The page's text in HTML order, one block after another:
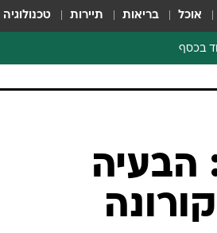
אוכל בריאות תיירות טכנולוגיה
בכסף
ביזנס